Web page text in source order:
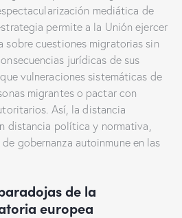
mediática de
permite a la Unión ejercer
sobre cuestiones migratorias sin
jurídicas de sus
vulneraciones sistemáticas de
migrantes o pactar con
Así, la distancia
distancia política y normativa,
gobernanza autoinmune en las
de la
europea